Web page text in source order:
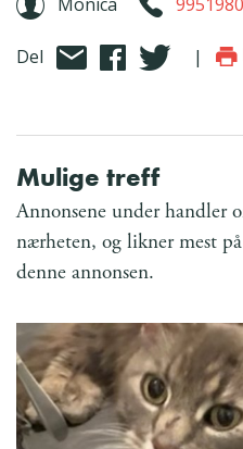
Del |
Mulige treff
Annonsene under handler
nærheten, og likner mest
denne annonsen.